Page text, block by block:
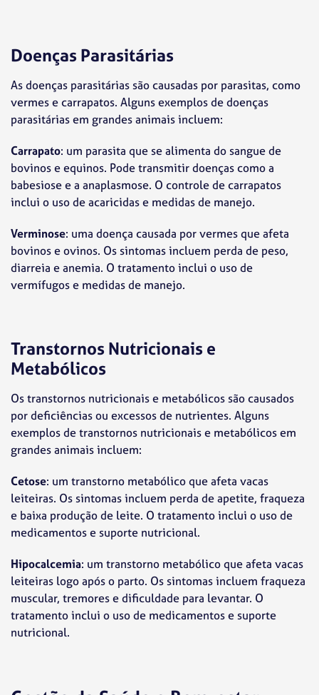
Doenças Parasitárias
As doenças parasitárias são causadas por parasitas, como
vermes e carrapatos. Alguns exemplos de doenças
parasitárias em grandes animais incluem:
Carrapato: um parasita que se alimenta do sangue de
bovinos e equinos. Pode transmitir doenças como a
babesiose e a anaplasmose. O controle de carrapatos
inclui o uso de acaricidas e medidas de manejo.
Verminose: uma doença causada por vermes que afeta
bovinos e ovinos. Os sintomas incluem perda de peso,
diarreia e anemia. O tratamento inclui o uso de
vermífugos e medidas de manejo.
Transtornos Nutricionais e
Metabólicos
Os transtornos nutricionais e metabólicos são causados
por deficiências ou excessos de nutrientes. Alguns
exemplos de transtornos nutricionais e metabólicos em
grandes animais incluem:
Cetose: um transtorno metabólico que afeta vacas
leiteiras. Os sintomas incluem perda de apetite, fraqueza
e baixa produção de leite. O tratamento inclui o uso de
medicamentos e suporte nutricional.
Hipocalcemia: um transtorno metabólico que afeta vacas
leiteiras logo após o parto. Os sintomas incluem fraqueza
muscular, tremores e dificuldade para levantar. O
tratamento inclui o uso de medicamentos e suporte
nutricional.